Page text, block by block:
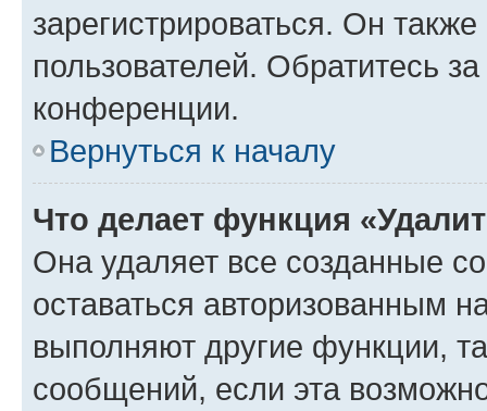
зарегистрироваться. Он
пользователей. Обратитесь
конференции.
Вернуться к началу
Что делает функция
Она удаляет все созданные
оставаться авторизованным
выполняют другие функции,
сообщений, если эта